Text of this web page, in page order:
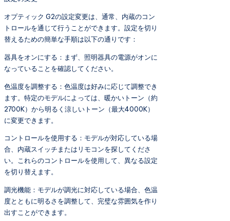
オプティック G2の設定変更は、通常、内蔵のコン
トロールを通じて行うことができます。設定を切り
替えるための簡単な手順は以下の通りです：
器具をオンにする：まず、照明器具の電源がオンに
なっていることを確認してください。
色温度を調整する：色温度は好みに応じて調整でき
ます。特定のモデルによっては、暖かいトーン（約
2700K）から明るく涼しいトーン（最大4000K）
に変更できます。
コントロールを使用する：モデルが対応している場
合、内蔵スイッチまたはリモコンを探してくださ
い。これらのコントロールを使用して、異なる設定
を切り替えます。
調光機能：モデルが調光に対応している場合、色温
度とともに明るさを調整して、完璧な雰囲気を作り
出すことができます。